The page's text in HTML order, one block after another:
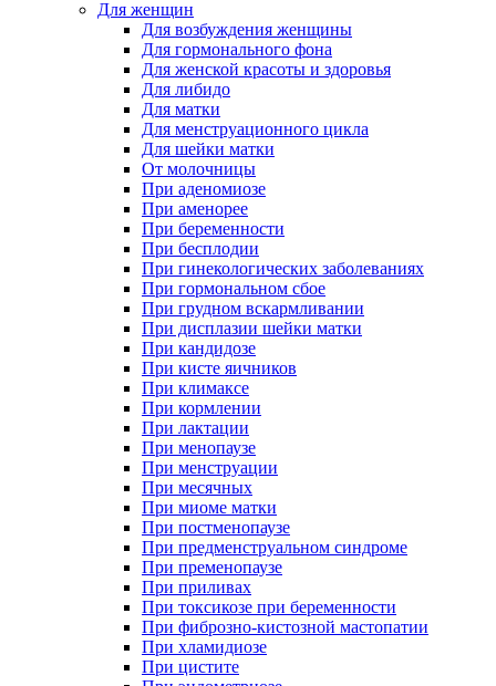
Для женщин
Для возбуждения женщины
Для гормонального фона
Для женской красоты и здоровья
Для либидо
Для матки
Для менструационного цикла
Для шейки матки
От молочницы
При аденомиозе
При аменорее
При беременности
При бесплодии
При гинекологических заболеваниях
При гормональном сбое
При грудном вскармливании
При дисплазии шейки матки
При кандидозе
При кисте яичников
При климаксе
При кормлении
При лактации
При менопаузе
При менструации
При месячных
При миоме матки
При постменопаузе
При предменструальном синдроме
При пременопаузе
При приливах
При токсикозе при беременности
При фиброзно-кистозной мастопатии
При хламидиозе
При цистите